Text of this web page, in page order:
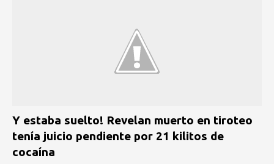
Y estaba suelto! Revelan muerto en tiroteo
tenía juicio pendiente por 21 kilitos de